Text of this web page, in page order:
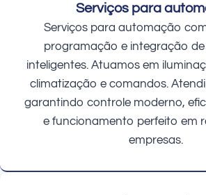
Serviços para
Serviços para automação
programação e integração de
inteligentes. Atuamos em
climatização e comandos.
garantindo controle moderno,
e funcionamento perfeito em
empresas.